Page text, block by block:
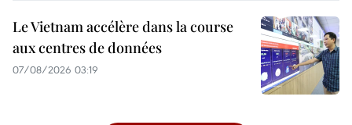
Le Vietnam accélère dans la course
aux centres de données
07/08/2026 03:19